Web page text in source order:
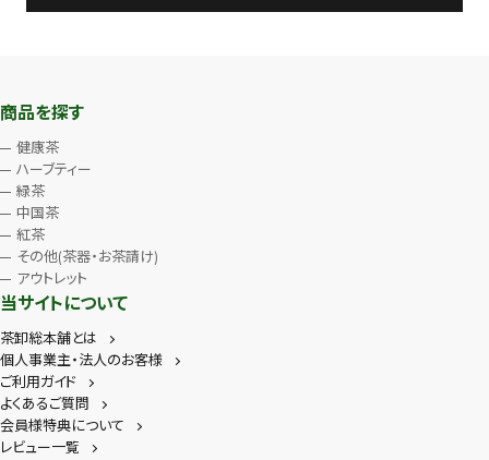
商品を探す
健康茶
ハーブティー
緑茶
中国茶
紅茶
その他(茶器・お茶請け)
アウトレット
当サイトについて
茶卸総本舗とは
個人事業主・法人のお客様
ご利用ガイド
よくあるご質問
会員様特典について
レビュー一覧